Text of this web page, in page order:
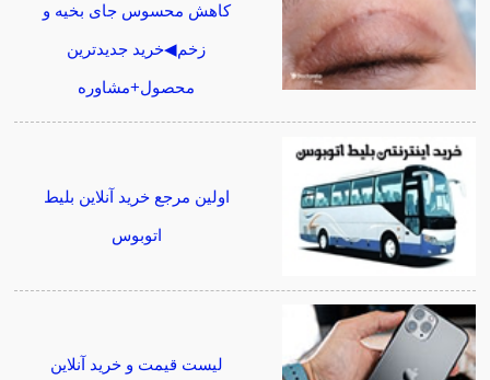
کاهش محسوس جای بخیه و
زخم◀خرید جدیدترین
محصول+مشاوره
اولین مرجع خرید آنلاین بلیط
اتوبوس
لیست قیمت و خرید آنلاین